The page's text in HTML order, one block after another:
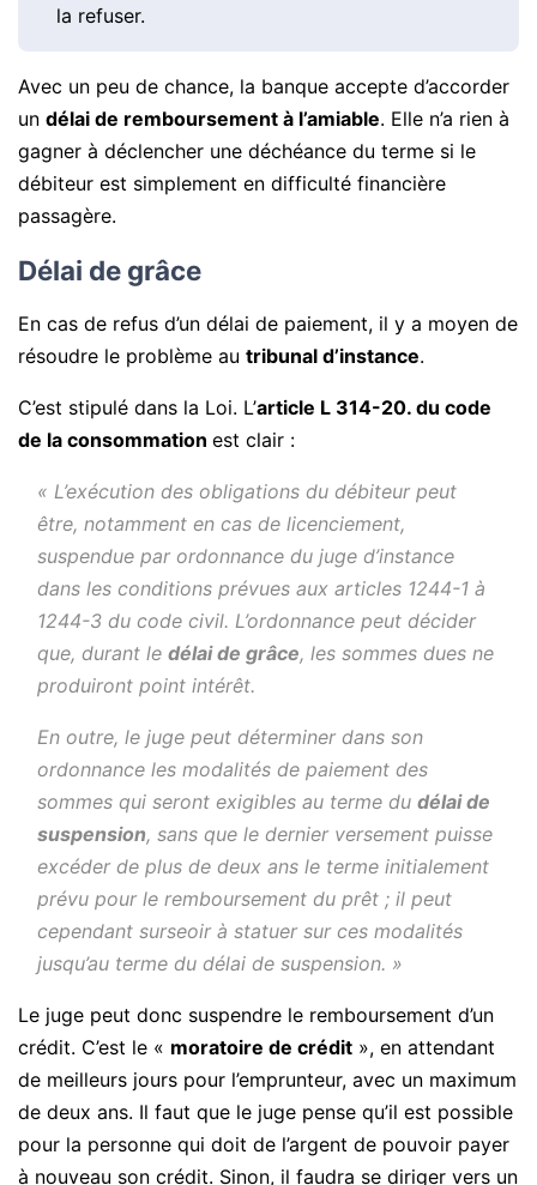
la refuser.
Avec un peu de chance, la banque accepte d’accorder
un délai de remboursement à l’amiable. Elle n’a rien à
gagner à déclencher une déchéance du terme si le
débiteur est simplement en difficulté financière
passagère.
Délai de grâce
En cas de refus d’un délai de paiement, il y a moyen de
résoudre le problème au tribunal d’instance.
C’est stipulé dans la Loi. L’article L 314-20. du code
de la consommation est clair :
« L’exécution des obligations du débiteur peut
être, notamment en cas de licenciement,
suspendue par ordonnance du juge d’instance
dans les conditions prévues aux articles 1244-1 à
1244-3 du code civil. L’ordonnance peut décider
que, durant le délai de grâce, les sommes dues ne
produiront point intérêt.
En outre, le juge peut déterminer dans son
ordonnance les modalités de paiement des
sommes qui seront exigibles au terme du délai de
suspension, sans que le dernier versement puisse
excéder de plus de deux ans le terme initialement
prévu pour le remboursement du prêt ; il peut
cependant surseoir à statuer sur ces modalités
jusqu’au terme du délai de suspension. »
Le juge peut donc suspendre le remboursement d’un
crédit. C’est le « moratoire de crédit », en attendant
de meilleurs jours pour l’emprunteur, avec un maximum
de deux ans. Il faut que le juge pense qu’il est possible
pour la personne qui doit de l’argent de pouvoir payer
à nouveau son crédit. Sinon, il faudra se diriger vers un